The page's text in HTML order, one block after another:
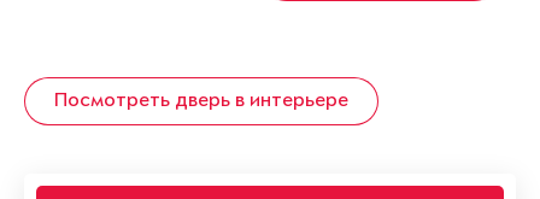
Посмотреть дверь в интерьере